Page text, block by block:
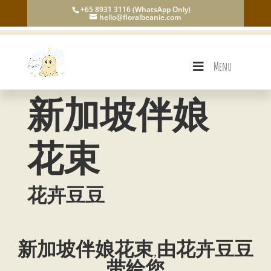
+65 8931 3116 (WhatsApp Only)
hello@floralbeanie.com
Menu
新加坡伴娘
花束
花卉豆豆
新加坡伴娘花束,由花卉豆豆